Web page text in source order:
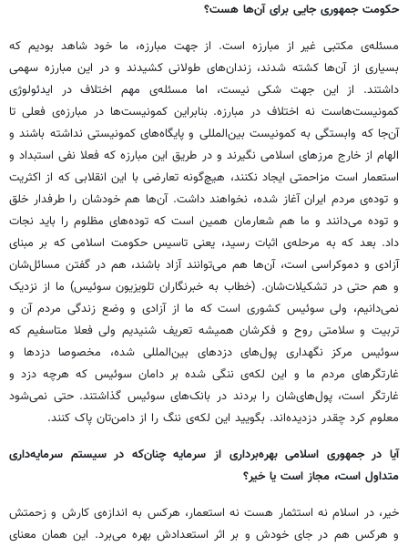
حکومت جمهوری جایی برای آن‌ها هست؟
مسئله‌ی مکتبی غیر از مبارزه است. از جهت مبارزه، ما خود شاهد بودیم که
بسیاری از آن‌ها کشته شدند، زندان‌های طولانی کشیدند و در این مبارزه سهمی
داشتند. از این جهت شکی نیست، اما مسئله‌ی مهم اختلاف در ایدئولوژی
کمونیست‌هاست نه اختلاف در مبارزه. بنابراین کمونیست‌ها در مبارزه‌ی فعلی تا
آن‌جا که وابستگی به کمونیست بین‌المللی و پایگاه‌های کمونیستی نداشته باشند و
الهام از خارج مرزهای اسلامی نگیرند و در طریق این مبارزه که فعلا نفی استبداد و
استعمار است مزاحمتی ایجاد نکنند،‌ هیچ‌گونه تعارضی با این انقلابی که از اکثریت
و توده‌ی مردم ایران آغاز شده، نخواهند داشت. آن‌ها هم خودشان را طرفدار خلق
و توده می‌دانند و ما هم شعارمان همین است که توده‌های مظلوم را باید نجات
داد. بعد که به مرحله‌ی اثبات رسید، یعنی تاسیس حکومت اسلامی که بر مبنای
آزادی و دموکراسی است، آن‌ها هم می‌توانند آزاد باشند، هم در گفتن مسائل‌شان
و هم حتی در تشکیلات‌شان. (خطاب به خبرنگاران تلویزیون سوئیس) ما از نزدیک
نمی‌دانیم، ولی سوئیس کشوری است که ما از آزادی و وضع زندگی مردم آن و
تربیت و سلامتی روح و فکرشان همیشه تعریف شنیدیم ولی فعلا متاسفیم که
سوئیس مرکز نگهداری پول‌های دزدهای بین‌المللی شده، مخصوصا دزدها و
غارتگرهای مردم ما و این لکه‌ی ننگی شده بر دامان سوئیس که هرچه دزد و
غارتگر است، پول‌های‌شان را بردند در بانک‌های سوئیس گذاشتند. حتی نمی‌شود
معلوم کرد چقدر دزدیده‌اند. بگویید این لکه‌ی ننگ را از دامن‌تان پاک کنند.
آیا در جمهوری اسلامی بهره‌برداری از سرمایه‌ چنان‌که در سیستم سرمایه‌داری
متداول است،‌ مجاز است یا خیر؟
خیر، در اسلام نه استثمار هست نه استعمار، هرکس به اندازه‌ی کارش و زحمتش
و هرکس هم در جای خودش و بر اثر استعدادش بهره می‌برد. این همان معنای